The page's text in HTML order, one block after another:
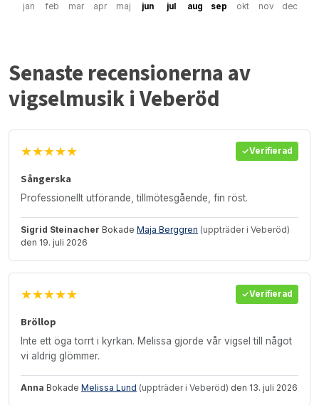
jan feb mar apr maj jun jul aug sep okt nov dec
Senaste recensionerna av
vigselmusik i Veberöd
★★★★★ Verifierad
Sångerska
Professionellt utförande, tillmötesgående, fin röst.
Sigrid Steinacher Bokade Maja Berggren (uppträder i Veberöd)
den 19. juli 2026
★★★★★ Verifierad
Bröllop
Inte ett öga torrt i kyrkan. Melissa gjorde vår vigsel till något
vi aldrig glömmer.
Anna Bokade Melissa Lund (uppträder i Veberöd) den 13. juli 2026